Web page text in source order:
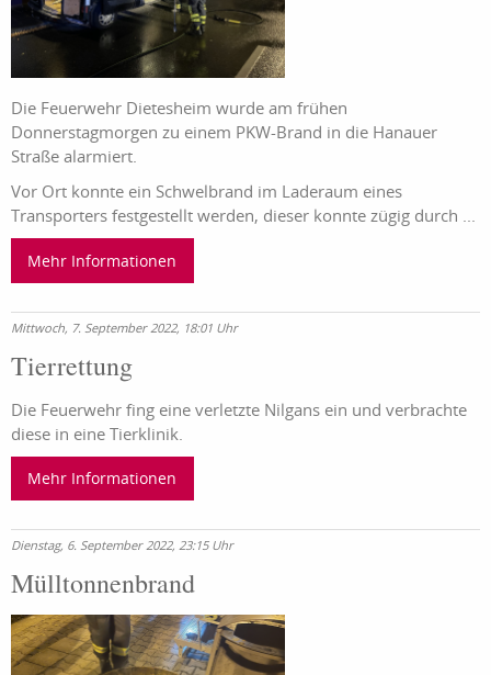
Die Feuerwehr Dietesheim wurde am frühen
Donnerstagmorgen zu einem PKW-Brand in die Hanauer
Straße alarmiert.
Vor Ort konnte ein Schwelbrand im Laderaum eines
Transporters festgestellt werden, dieser konnte zügig durch ...
Mehr Informationen
Mittwoch, 7. September 2022, 18:01 Uhr
Tierrettung
Die Feuerwehr fing eine verletzte Nilgans ein und verbrachte
diese in eine Tierklinik.
Mehr Informationen
Dienstag, 6. September 2022, 23:15 Uhr
Mülltonnenbrand